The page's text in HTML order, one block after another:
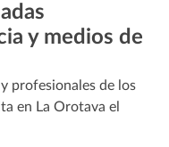
y medios de
profesionales de los
en La Orotava el